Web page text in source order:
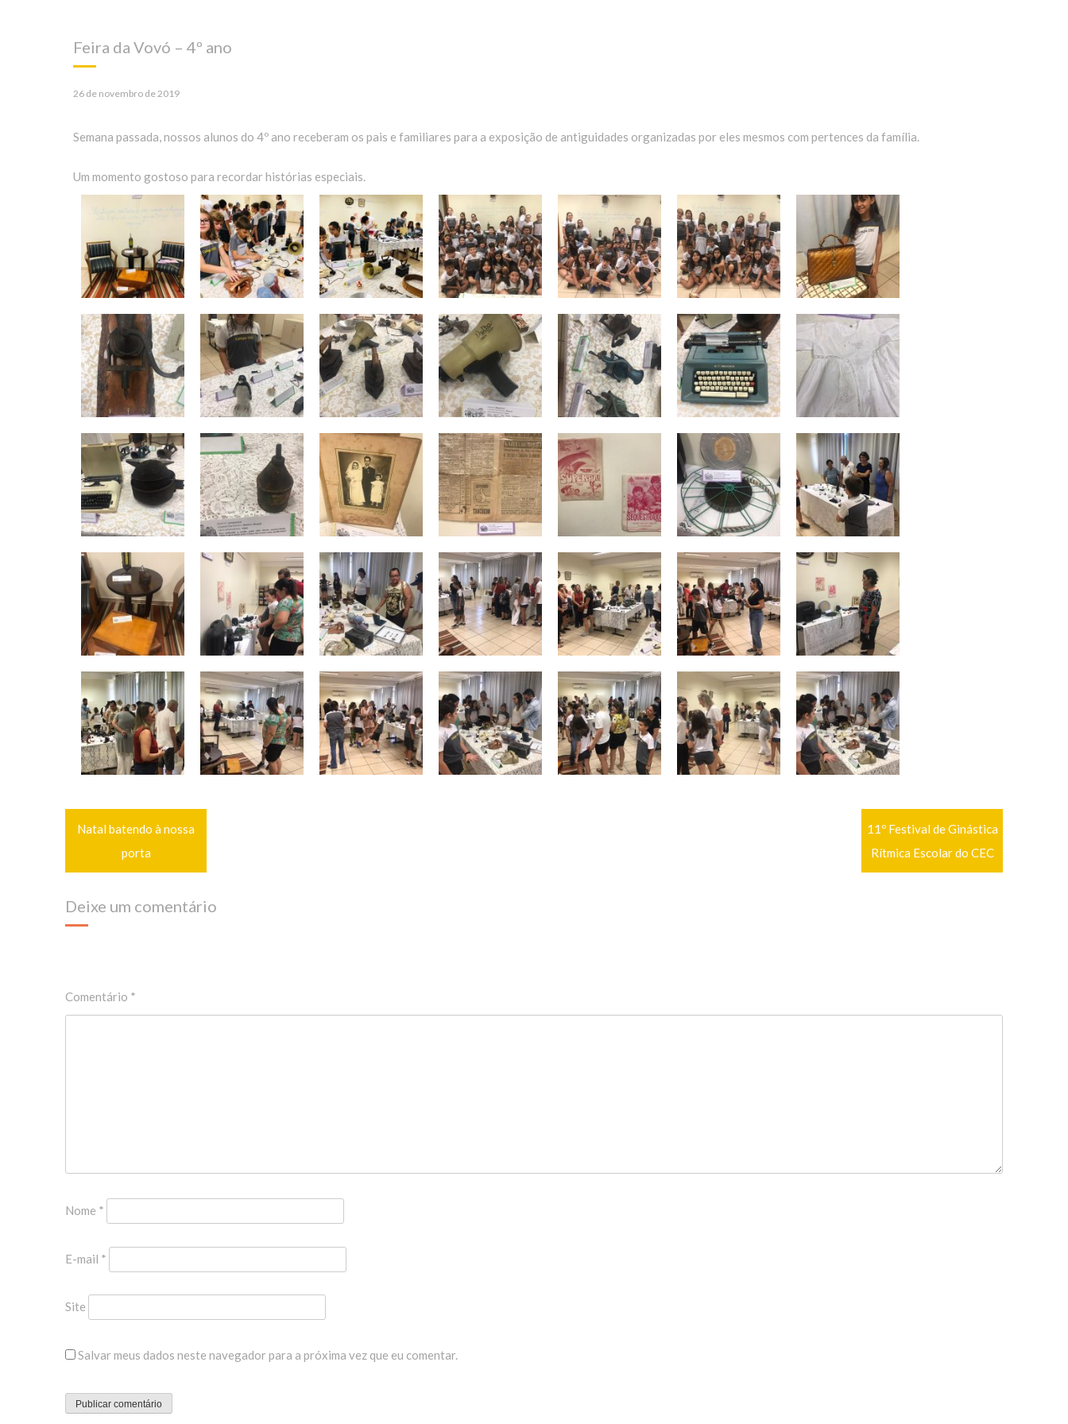
Feira da Vovó – 4º ano
26 de novembro de 2019
Semana passada, nossos alunos do 4º ano receberam os pais e familiares para a exposição de antiguidades organizadas por eles mesmos com pertences da família.
Um momento gostoso para recordar histórias especiais.
deNatal batendo à nossa
porta
11º Festival de Ginástica
Rítmica Escolar do CEC
Deixe um comentário
Comentário *
Nome *
E-mail *
Site
Salvar meus dados neste navegador para a próxima vez que eu comentar.